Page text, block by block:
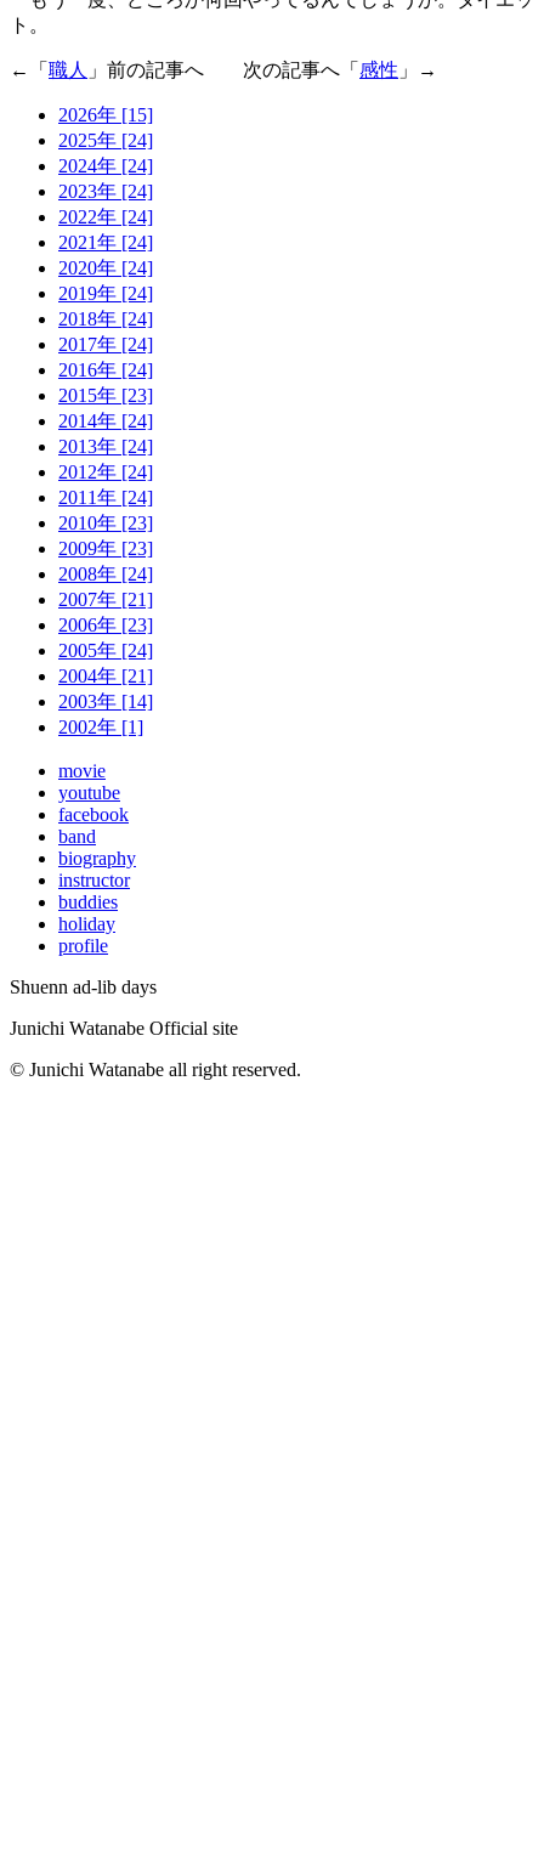
ト。
←「 職人 」前の記事へ 次の記事へ「 感性 」→
2026年 [15]
2025年 [24]
2024年 [24]
2023年 [24]
2022年 [24]
2021年 [24]
2020年 [24]
2019年 [24]
2018年 [24]
2017年 [24]
2016年 [24]
2015年 [23]
2014年 [24]
2013年 [24]
2012年 [24]
2011年 [24]
2010年 [23]
2009年 [23]
2008年 [24]
2007年 [21]
2006年 [23]
2005年 [24]
2004年 [21]
2003年 [14]
2002年 [1]
movie
youtube
facebook
band
biography
instructor
buddies
holiday
profile
Shuenn ad-lib days
Junichi Watanabe Official site
© Junichi Watanabe all right reserved.